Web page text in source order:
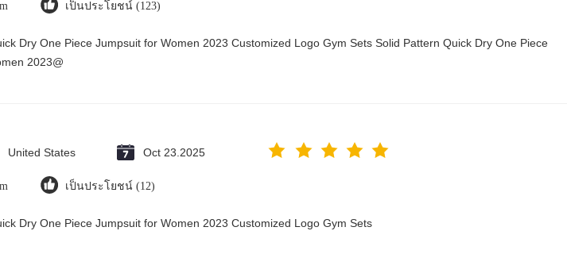
เป็นประโยชน์ (123)
Dry One Piece Jumpsuit for Women 2023 Customized Logo Gym Sets Solid Pattern Quick Dry One Piece
2023@
United States Oct 23.2025
เป็นประโยชน์ (12)
Dry One Piece Jumpsuit for Women 2023 Customized Logo Gym Sets